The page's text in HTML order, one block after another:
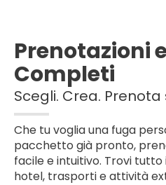
Prenotazioni
Completi
Scegli. Crea.
Che tu voglia una fuga
pacchetto già pronto,
facile e intuitivo. Trovi tutto
hotel, trasporti e attività